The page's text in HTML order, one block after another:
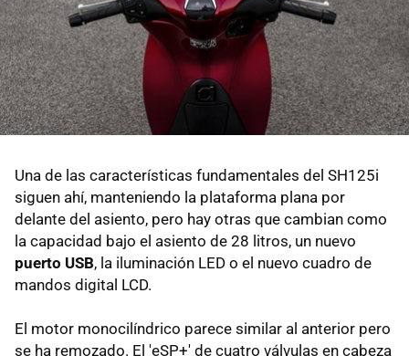
Una de las características fundamentales del SH125i
siguen ahí, manteniendo la plataforma plana por
delante del asiento, pero hay otras que cambian como
la capacidad bajo el asiento de 28 litros, un nuevo
puerto USB, la iluminación LED o el nuevo cuadro de
mandos digital LCD.
El motor monocilíndrico parece similar al anterior pero
se ha remozado. El 'eSP+' de cuatro válvulas en cabeza